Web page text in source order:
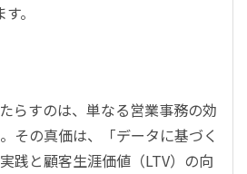
。
らすのは、単なる営業事務の効
その真価は、「データに基づく
践と顧客生涯価値（LTV）の向